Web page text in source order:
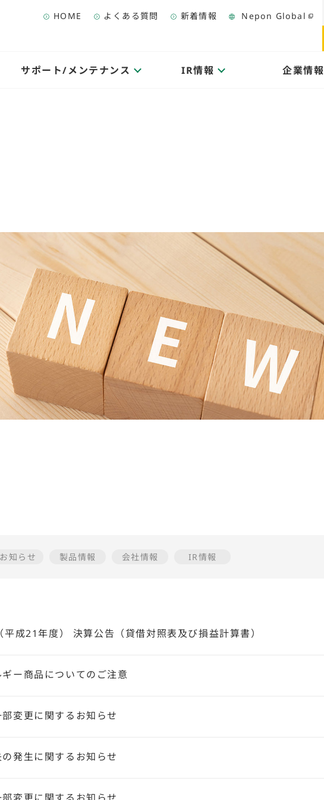
HOME よくある質問 新着情報 Nepon Global
サポート/メンテナンス IR情報 企業情報
知らせ 製品情報 会社情報 IR情報
平成21年度） 決算公告（貸借対照表及び損益計算書）
ー商品についてのご注意
変更に関するお知らせ
発生に関するお知らせ